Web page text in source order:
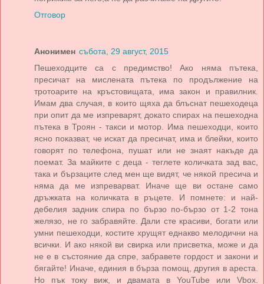
Отговор
Анонимен събота, 29 август, 2015
Пешеходците са с предимство! Ако няма пътека,
пресичат на мислената пътека по продължение на
тротоарите на кръстовищата, има закон и правилник.
Имам два случая, в които щяха да блъснат пешеходеца
при опит да ме изпреварят, докато спирах на пешеходна
пътека в Троян - такси и мотор. Има пешеходци, които
ясно показват, че искат да пресичат, има и блейки, които
говорят по телефона, пушат или не знаят накъде да
поемат. За майките с деца - теглете количката зад вас,
така и бързаците след мен ще видят, че някой пресича и
няма да ме изпреварват. Иначе ще ви остане само
дръжката на количката в ръцете. И помнете: и най-
дебелия задник спира по бързо по-бързо от 1-2 тона
желязо, не го забравяйте. Дали сте красиви, богати или
умни пешеходци, костите хрущят еднакво мелодични на
всички. И ако някой ви свирка или присветка, може и да
не е в състояние да спре, забравете гордост и закони и
бягайте! Иначе, единия в бърза помощ, другия в ареста.
Но пък току виж, и двамата в YouTube или Vbox.